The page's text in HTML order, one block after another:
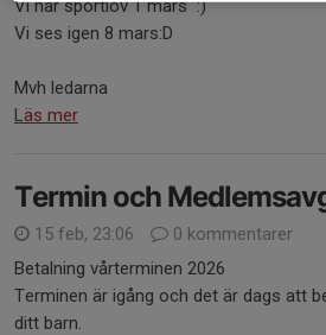
Vi har sportlov 1 mars :)
Vi ses igen 8 mars:D
Mvh ledarna
Läs mer
Termin och
15 feb, 23:06
0 kommentarer
Betalning vårterminen 2026
Terminen är igång och det är dags att
ditt barn.